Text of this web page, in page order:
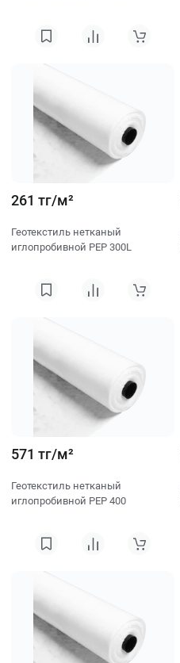
261 тг/м²
Геотекстиль нетканый
иглопробивной PEP 300L
571 тг/м²
Геотекстиль нетканый
иглопробивной PEP 400